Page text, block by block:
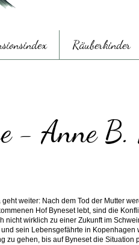
Räuberkinder
- Anne B.
weiter: Nach dem Tod der Mutter
Hof Byneset lebt, sind die
nicht wirklich zu einer Zukunft im
sein Lebensgefährte in
zu gehen, bis auf Byneset die